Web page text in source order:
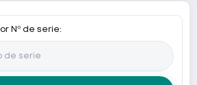
Nº de serie: